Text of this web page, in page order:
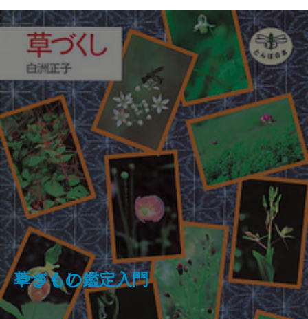
フランス革命の女たち
草づくし
やきもの鑑定入門